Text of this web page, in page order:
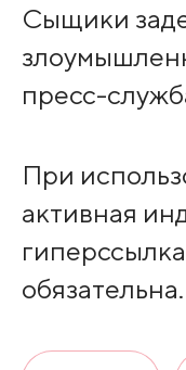
Сыщики
пресс-
При
активная
обязательна.